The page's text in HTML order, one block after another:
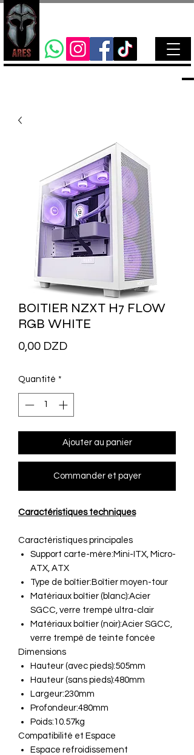
BOITIER NZXT H7 FLOW
RGB WHITE
0,00 DZDPrix
Quantité *
Ajouter au panier
Commander et payer
Caractéristiques techniques
Caractéristiques principales
Support carte-mère:Mini-ITX, Micro-
ATX, ATX
Type de boîtier:Boîtier moyen-tour
Matériaux boîtier (blanc):Acier
SGCC, verre trempé ultra-clair
Matériaux boîtier (noir):Acier SGCC,
verre trempé de teinte foncée
Dimensions
Hauteur (avec pieds):505mm
Hauteur (sans pieds):480mm
Largeur:230mm
Profondeur:480mm
Poids:10.57kg
Compatibilité et Espace
Espace refroidissement